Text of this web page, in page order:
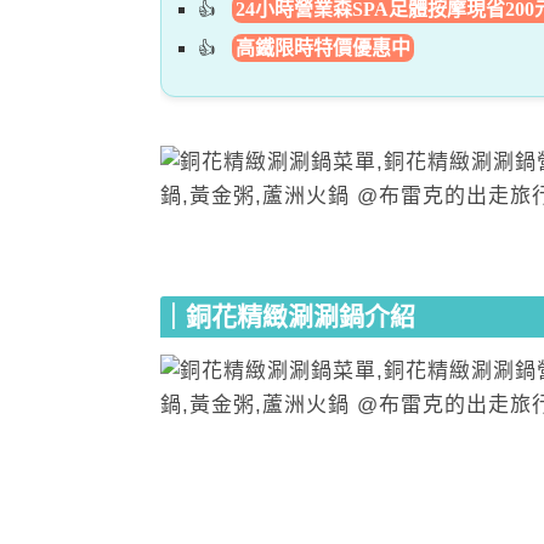
24小時營業森SPA足體按摩現省200
高鐵限時特價優惠中
｜銅花精緻涮涮鍋介紹